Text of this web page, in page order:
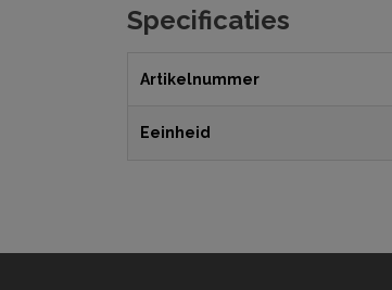
Specificaties
Artikelnummer
Eeinheid